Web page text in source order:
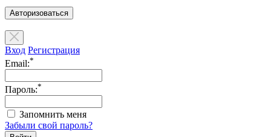
Авторизоваться
Вход Регистрация
Email:*
Пароль:*
Запомнить меня
Забыли свой пароль?